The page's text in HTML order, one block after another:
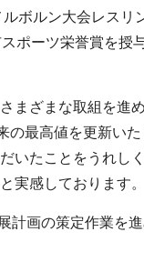
ボルン大会レスリ
ポーツ栄誉賞を授
まざまな取組を進
の最高値を更新い
いたことをうれし
実感しております。
計画の策定作業を